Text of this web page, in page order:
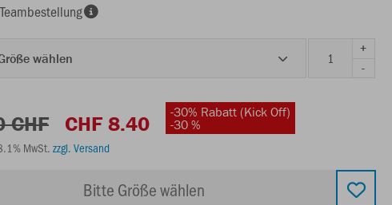
Teambestellung
wählen
+
-
CHF CHF 8.40
-30% Rabatt (Kick Off)
-30 %
MwSt. zzgl. Versand
Bitte Größe wählen